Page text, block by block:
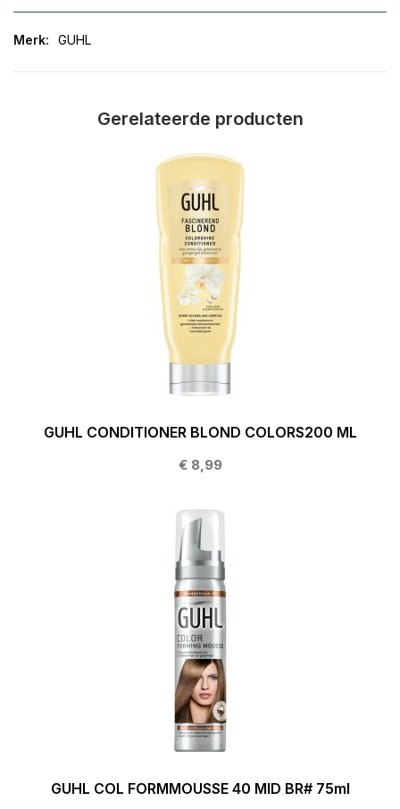
Meer
GUHL
Gerelateerde producten
GUHL CONDITIONER BLOND COLORS200 ML
€ 8,99
GUHL COL FORMMOUSSE 40 MID BR# 75ml